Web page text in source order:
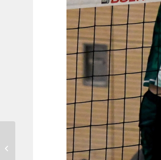
Tischtennis-Nachwuchs
bleibt auf Erfolgskurs